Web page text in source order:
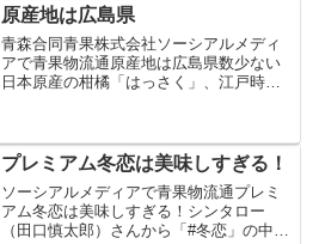
くやわらかい本春（ほんぱ...
原産地は広島県
青森合同青果株式会社ソーシアルメディ
アで青果物流通原産地は広島県数少ない
日本原産の柑橘「はっさく」、江戸時代
や大陸から渡来したさまざまな柑橘類が
自然交配したのではないか...
プレミアム冬恋は美味しすぎる！
ソーシアルメディアで青果物流通プレミ
アム冬恋は美味しすぎる！シンタロー
（田口慎太郎）さんから「#冬恋」の中の